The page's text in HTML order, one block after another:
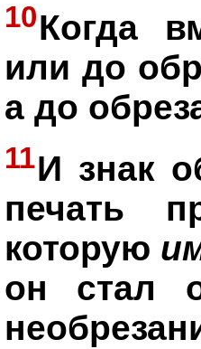
10Когда
или до
а до
11И знак
печать
которую
он стал